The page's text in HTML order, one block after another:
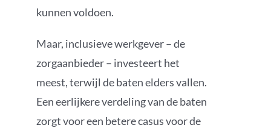
kunnen voldoen.
Maar, inclusieve werkgever – de
zorgaanbieder – investeert het
meest, terwijl de baten elders vallen.
Een eerlijkere verdeling van de baten
zorgt voor een betere casus voor de